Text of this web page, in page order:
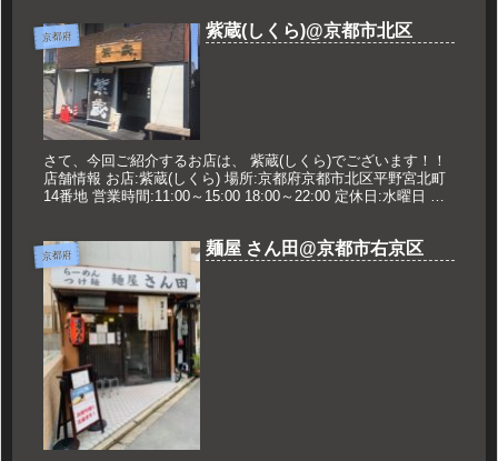
京都府 紫蔵(しくら)@京都市北区
さて、今回ご紹介するお店は、 紫蔵(しくら)でございます！！
店舗情報 お店:紫蔵(しくら) 場所:京都府京都市北区平野宮北町
14番地 営業時間:11:00～15:00 18:00～22:00 定休日:水曜日 久
京都府 麺屋 さん田@京都市右京区